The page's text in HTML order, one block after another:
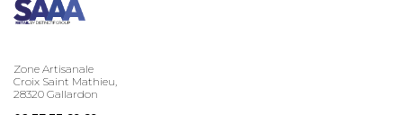
Zone Artisanale
Croix Saint Mathieu,
28320 Gallardon